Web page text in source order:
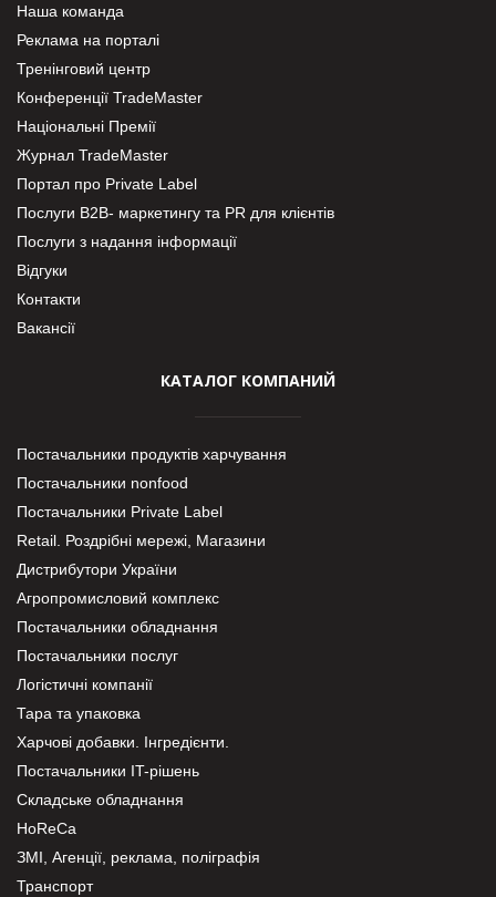
Наша команда
Реклама на порталі
Тренінговий центр
Конференції TradeMaster
Національні Премії
Журнал TradeMaster
Портал про Private Label
Послуги В2В- маркетингу та PR для клієнтів
Послуги з надання інформації
Відгуки
Контакти
Вакансії
КАТАЛОГ КОМПАНИЙ
Постачальники продуктів харчування
Постачальники nonfood
Постачальники Private Label
Retail. Роздрібні мережі, Магазини
Дистрибутори України
Агропромисловий комплекс
Постачальники обладнання
Постачальники послуг
Логістичні компанії
Тара та упаковка
Харчові добавки. Інгредієнти.
Постачальники IT-рішень
Складське обладнання
HoReCa
ЗМІ, Агенції, реклама, поліграфія
Транспорт